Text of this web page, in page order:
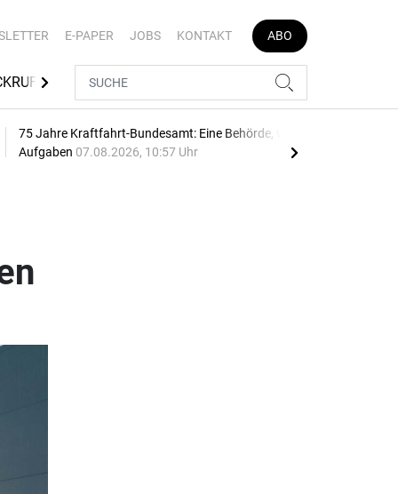
E-PAPER JOBS KONTAKT ABO
TÜV SÜD AUTOJOB
75 Jahre Kraftfahrt-Bundesamt: Eine Behörde, viele
Aufgaben 07.08.2026, 10:57 Uhr